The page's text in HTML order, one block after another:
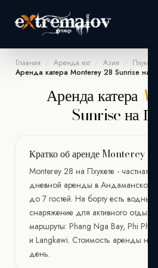
Главная / Аренда яхт / Азия / Пхукет
Аренда катера Monterey 28 Sunrise на
Аренда катера
Sunrise на
Кратко об аренде Monterey
Monterey 28 на Пхукете - частная
дневной аренды в Андаманском
до 7 гостей. На борту есть водные
снаряжение для активного отдыха.
маршруты: Phang Nga Bay, Phi Phi,
и Langkawi. Стоимость аренды
день.